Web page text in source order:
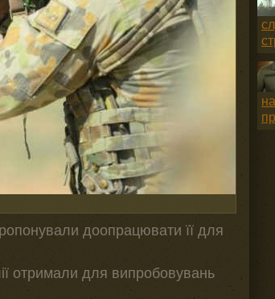
доопрацювати її для
отримали для випробовувань